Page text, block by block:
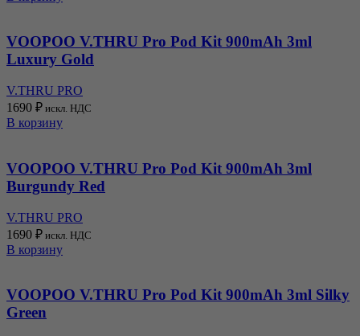
VOOPOO V.THRU Pro Pod Kit 900mAh 3ml
Luxury Gold
V.THRU PRO
1690 ₽ искл. НДС
В корзину
VOOPOO V.THRU Pro Pod Kit 900mAh 3ml
Burgundy Red
V.THRU PRO
1690 ₽ искл. НДС
В корзину
VOOPOO V.THRU Pro Pod Kit 900mAh 3ml Silky
Green